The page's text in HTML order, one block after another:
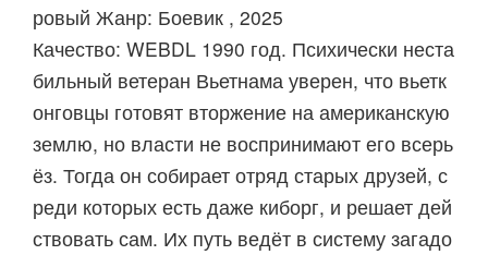
ровый Жанр: Боевик , 2025
Качество: WEBDL 1990 год. Психически неста
бильный ветеран Вьетнама уверен, что вьетк
онговцы готовят вторжение на американскую
землю, но власти не воспринимают его всерь
ёз. Тогда он собирает отряд старых друзей, с
реди которых есть даже киборг, и решает дей
ствовать сам. Их путь ведёт в систему загадо